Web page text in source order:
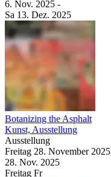
6. Nov. 2025 -
Sa 13. Dez. 2025
Botanizing the Asphalt
Kunst, Ausstellung
Ausstellung
Freitag 28. November 2025
28. Nov. 2025
Freitag Fr